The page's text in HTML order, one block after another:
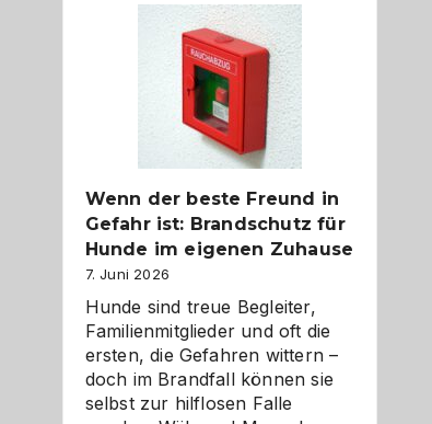
Kita
bewusst
und
herzlich
gestalten
Wenn der beste Freund in
Gefahr ist: Brandschutz für
Hunde im eigenen Zuhause
7. Juni 2026
Hunde sind treue Begleiter,
Familienmitglieder und oft die
ersten, die Gefahren wittern –
doch im Brandfall können sie
selbst zur hilflosen Falle